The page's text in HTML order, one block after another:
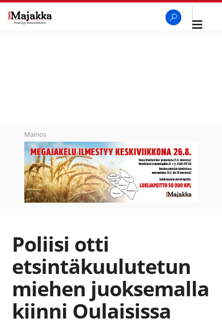
Avaa
Mainos
Poliisi otti
etsintäkuulutetun
miehen juoksemalla
kiinni Oulaisissa